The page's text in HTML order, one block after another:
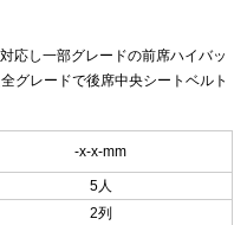
応し一部グレードの前席ハイバッ
グレードで後席中央シートベルト
-x-x-mm
5人
2列